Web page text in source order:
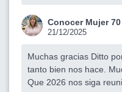
Conocer Mujer 70
21/12/2025
Muchas gracias Ditto
tanto bien nos hace.
Que 2026 nos siga